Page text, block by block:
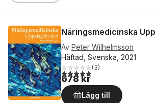
Näringsmedicinska
Av Peter Wilhelmsson
Häftad, Svenska, 2021
5,0utav 5 stjärnor. Totalt
(3)
678 kr
Lägg till